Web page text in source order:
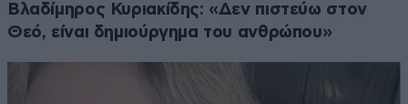
Βλαδίμηρος Κυριακίδης: «Δεν πιστεύω στον
Θεό, είναι δημιούργημα του ανθρώπου»